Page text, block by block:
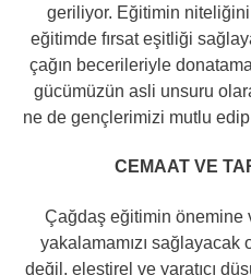
geriliyor. Eğitimin
eğitimde fırsat eşitliği
çağın becerileriyle
gücümüzün asli unsuru
ne de gençlerimizi mutlu
CEMAAT VE
Çağdaş eğitimin önemine
yakalamamızı
değil, eleştirel ve yaratıcı